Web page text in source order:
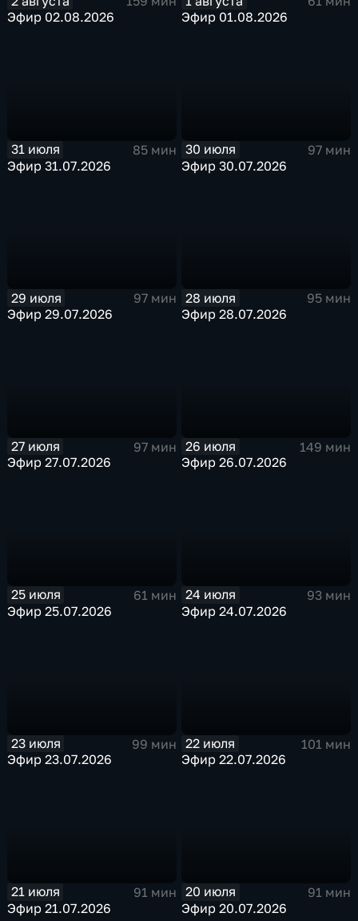
Эфир 02.08.2026
Эфир 01.08.2026
31 июля
85 мин
Эфир 31.07.2026
30 июля
97 мин
Эфир 30.07.2026
29 июля
97 мин
Эфир 29.07.2026
28 июля
95 мин
Эфир 28.07.2026
27 июля
97 мин
Эфир 27.07.2026
26 июля
149 мин
Эфир 26.07.2026
25 июля
61 мин
Эфир 25.07.2026
24 июля
93 мин
Эфир 24.07.2026
23 июля
99 мин
Эфир 23.07.2026
22 июля
101 мин
Эфир 22.07.2026
21 июля
91 мин
Эфир 21.07.2026
20 июля
91 мин
Эфир 20.07.2026